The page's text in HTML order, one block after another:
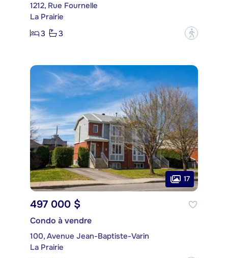
1212, Rue Fournelle
La Prairie
3
3 ?
17
497 000 $
Condo à vendre
100, Avenue Jean-Baptiste-Varin
La Prairie